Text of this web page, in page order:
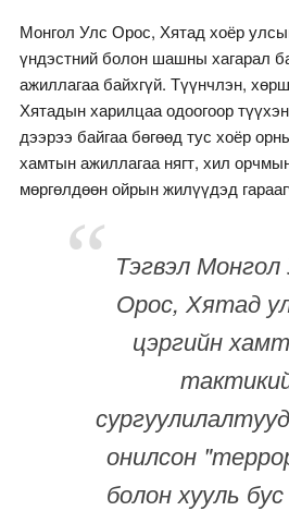
Монгол Улс Орос, Хятад хоёр
үндэстний болон шашны хагарал
ажиллагаа байхгүй. Түүнчлэн,
Хятадын харилцаа одоогоор
дээрээ байгаа бөгөөд тус хоёр
хамтын ажиллагаа нягт, хил
мөргөлдөөн ойрын жилүүдэд
Тэгвэл
Орос, Хятад
цэргийн
онилсон
болон хууль